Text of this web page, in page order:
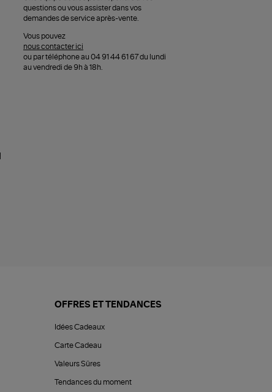
questions ou vous assister dans vos
demandes de service après-vente.
Vous pouvez
nous contacter ici
ou par téléphone au 04 91 44 61 67 du lundi
au vendredi de 9h à 18h.
OFFRES ET TENDANCES
Idées Cadeaux
Carte Cadeau
Valeurs Sûres
Tendances du moment